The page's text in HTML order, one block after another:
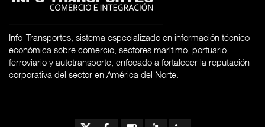
Info-Transportes, sistema especializado en información técnico-
económica sobre comercio, sectores marítimo, portuario,
ferroviario y autotransporte, enfocado a fortalecer la reputación
corporativa del sector en América del Norte.